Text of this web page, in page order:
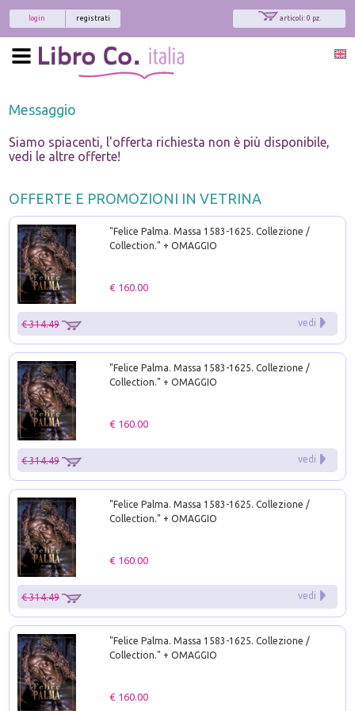
articoli: 0 pz.
registrati
login
Messaggio
Siamo spiacenti, l'offerta richiesta non è più disponibile,
vedi le altre offerte!
OFFERTE E PROMOZIONI IN VETRINA
"Felice Palma. Massa 1583-1625. Collezione /
Collection." + OMAGGIO
€ 160.00
vedi
€ 314.49
"Felice Palma. Massa 1583-1625. Collezione /
Collection." + OMAGGIO
€ 160.00
vedi
€ 314.49
"Felice Palma. Massa 1583-1625. Collezione /
Collection." + OMAGGIO
€ 160.00
vedi
€ 314.49
"Felice Palma. Massa 1583-1625. Collezione /
Collection." + OMAGGIO
€ 160.00